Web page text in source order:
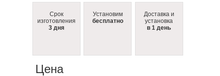
Срок
изготовления
3 дня
Установим
бесплатно
Доставка и
установка
в 1 день
Цена